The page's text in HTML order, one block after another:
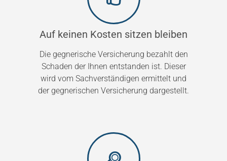
Auf keinen Kosten sitzen bleiben
Die gegnerische Versicherung bezahlt den
Schaden der Ihnen entstanden ist. Dieser
wird vom Sachverständigen ermittelt und
der gegnerischen Versicherung dargestellt.